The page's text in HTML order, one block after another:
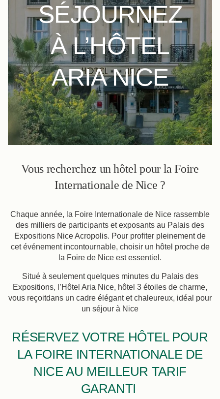
SÉJOURNEZ
À L’HÔTEL
ARIA NICE
Chaque année, la Foire Internationale de Nice rassemble
des milliers de participants et exposants au Palais des
Expositions Nice Acropolis. Pour profiter pleinement de
cet événement incontournable, choisir un hôtel proche de
la Foire de Nice est essentiel.
Situé à seulement quelques minutes du Palais des
Expositions, l’Hôtel Aria Nice, hôtel 3 étoiles de charme,
vous reçoitdans un cadre élégant et chaleureux, idéal pour
un séjour à Nice​​
RÉSERVEZ VOTRE HÔTEL POUR
LA FOIRE INTERNATIONALE DE
NICE AU MEILLEUR TARIF
GARANTI ​
Vous recherchez un hôtel pour la Foire
Internationale de Nice ?